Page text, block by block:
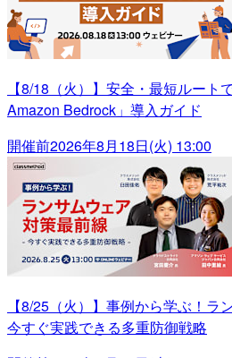
【8/18（火）】安全・最短ルート
Amazon Bedrock」導入ガイド
開催前2026年8月18日(火) 13:00
【8/25（火）】事例から学ぶ！ラ
今すぐ実践できる多重防御戦略